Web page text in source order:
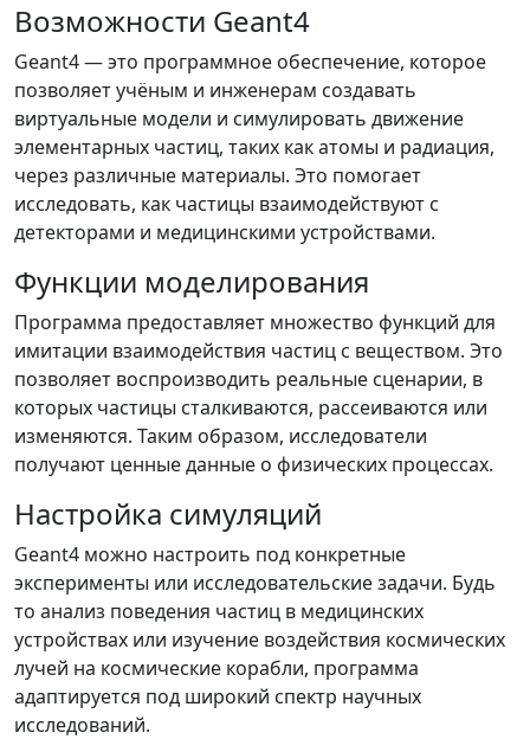
Возможности Geant4
Geant4 — это программное обеспечение, которое
позволяет учёным и инженерам создавать
виртуальные модели и симулировать движение
элементарных частиц, таких как атомы и радиация,
через различные материалы. Это помогает
исследовать, как частицы взаимодействуют с
детекторами и медицинскими устройствами.
Функции моделирования
Программа предоставляет множество функций для
имитации взаимодействия частиц с веществом. Это
позволяет воспроизводить реальные сценарии, в
которых частицы сталкиваются, рассеиваются или
изменяются. Таким образом, исследователи
получают ценные данные о физических процессах.
Настройка симуляций
Geant4 можно настроить под конкретные
эксперименты или исследовательские задачи. Будь
то анализ поведения частиц в медицинских
устройствах или изучение воздействия космических
лучей на космические корабли, программа
адаптируется под широкий спектр научных
исследований.